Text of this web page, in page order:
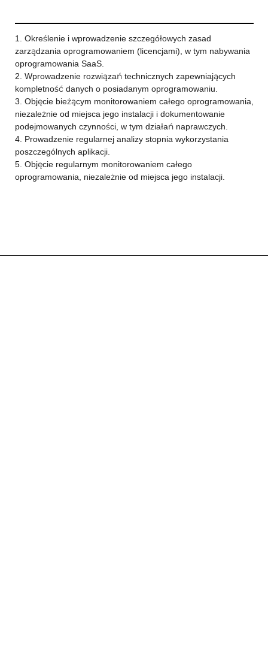
1. Określenie i wprowadzenie szczegółowych zasad
zarządzania oprogramowaniem (licencjami), w tym nabywania
oprogramowania SaaS.
2. Wprowadzenie rozwiązań technicznych zapewniających
kompletność danych o posiadanym oprogramowaniu.
3. Objęcie bieżącym monitorowaniem całego oprogramowania,
niezależnie od miejsca jego instalacji i dokumentowanie
podejmowanych czynności, w tym działań naprawczych.
4. Prowadzenie regularnej analizy stopnia wykorzystania
poszczególnych aplikacji.
5. Objęcie regularnym monitorowaniem całego
oprogramowania, niezależnie od miejsca jego instalacji.